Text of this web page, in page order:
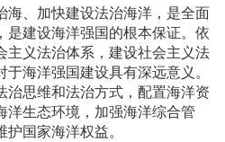
海、加快建设法治海洋，是全面
是建设海洋强国的根本保证。依
主义法治体系，建设社会主义法
海洋强国建设具有深远意义。
治思维和法治方式，配置海洋资
洋生态环境，加强海洋综合管
国家海洋权益。